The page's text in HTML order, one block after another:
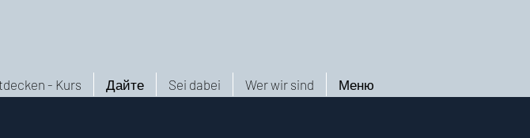
Меню
Wer wir sind
Sei dabei
Дайте
- Kurs